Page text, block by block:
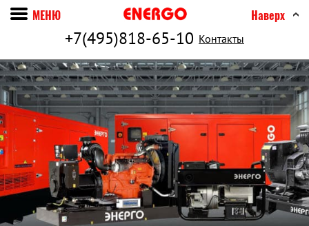
+7(495)818-65-10 Контакты
МЕНЮ Наверх